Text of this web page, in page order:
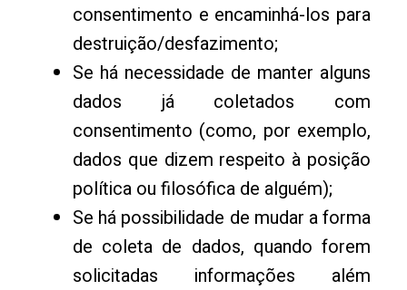
consentimento e encaminhá-los para
destruição/desfazimento;
Se há necessidade de manter alguns
dados já coletados com
consentimento (como, por exemplo,
dados que dizem respeito à posição
política ou filosófica de alguém);
Se há possibilidade de mudar a forma
de coleta de dados, quando forem
solicitadas informações além